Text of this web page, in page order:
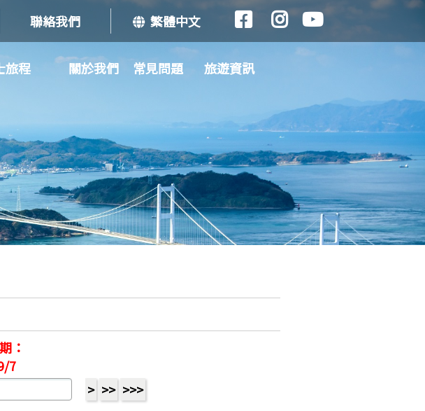
聯絡我們 繁體中文
旅程 關於我們 常見問題 旅遊資訊
：
7
> >> >>>